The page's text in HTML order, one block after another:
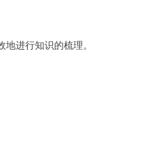
进行知识的梳理。